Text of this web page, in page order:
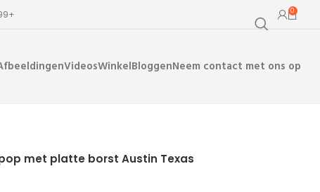
0
VideosWinkelBloggenNeem contact met ons op
met platte borst Austin Texas